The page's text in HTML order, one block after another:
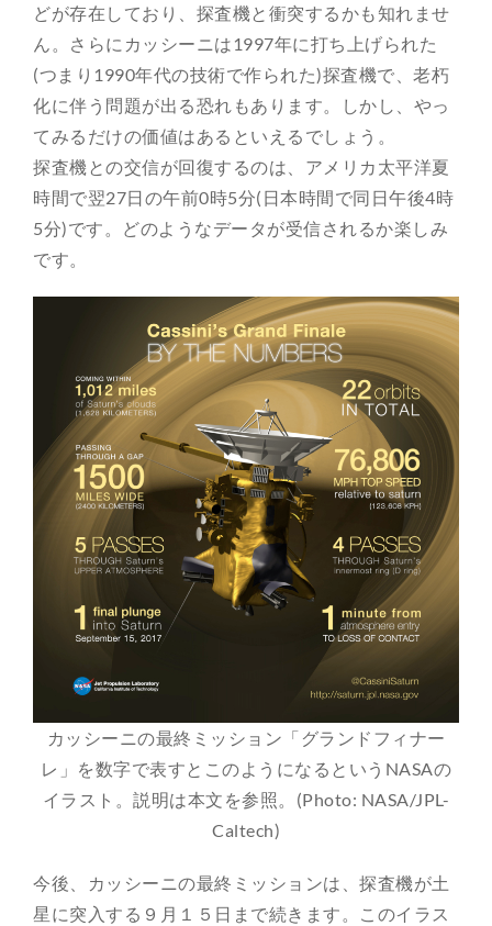
どが存在しており、探査機と衝突するかも知れませ
ん。さらにカッシーニは1997年に打ち上げられた
(つまり1990年代の技術で作られた)探査機で、老朽
化に伴う問題が出る恐れもあります。しかし、やっ
てみるだけの価値はあるといえるでしょう。
探査機との交信が回復するのは、アメリカ太平洋夏
時間で翌27日の午前0時5分(日本時間で同日午後4時
5分)です。どのようなデータが受信されるか楽しみ
です。
カッシーニの最終ミッション「グランドフィナー
レ」を数字で表すとこのようになるというNASAの
イラスト。説明は本文を参照。(Photo: NASA/JPL-
Caltech)
今後、カッシーニの最終ミッションは、探査機が土
星に突入する９月１５日まで続きます。このイラス